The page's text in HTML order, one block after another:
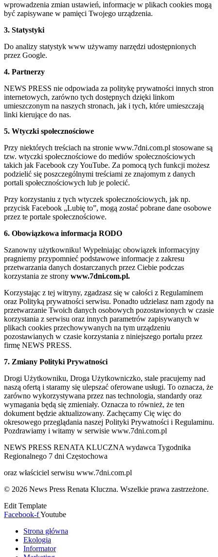
wprowadzenia zmian ustawień, informacje w plikach cookies mogą
być zapisywane w pamięci Twojego urządzenia.
3. Statystyki
Do analizy statystyk www używamy narzędzi udostępnionych
przez Google.
4. Partnerzy
NEWS PRESS nie odpowiada za politykę prywatności innych stron
internetowych, zarówno tych dostępnych dzięki linkom
umieszczonym na naszych stronach, jak i tych, które umieszczają
linki kierujące do nas.
5. Wtyczki społecznościowe
Przy niektórych treściach na stronie www.7dni.com.pl stosowane są
tzw. wtyczki społecznościowe do mediów społecznościowych
takich jak Facebook czy YouTube. Za pomocą tych funkcji możesz
podzielić się poszczególnymi treściami ze znajomym z danych
portali społecznościowych lub je polecić.
Przy korzystaniu z tych wtyczek społecznościowych, jak np.
przycisk Facebook „Lubię to”, mogą zostać pobrane dane osobowe
przez te portale społecznościowe.
6. Obowiązkowa informacja RODO
Szanowny użytkowniku! Wypełniając obowiązek informacyjny
pragniemy przypomnieć podstawowe informacje z zakresu
przetwarzania danych dostarczanych przez Ciebie podczas
korzystania ze strony www.7dni.com.pl.
Korzystając z tej witryny, zgadzasz się w całości z Regulaminem
oraz Polityką prywatności serwisu. Ponadto udzielasz nam zgody na
przetwarzanie Twoich danych osobowych pozostawionych w czasie
korzystania z serwisu oraz innych parametrów zapisywanych w
plikach cookies przechowywanych na tym urządzeniu
pozostawianych w czasie korzystania z niniejszego portalu przez
firmę NEWS PRESS.
7. Zmiany Polityki Prywatności
Drogi Użytkowniku, Droga Użytkowniczko, stale pracujemy nad
naszą ofertą i staramy się ulepszać oferowane usługi. To oznacza, że
zarówno wykorzystywana przez nas technologia, standardy oraz
wymagania będą się zmieniały. Oznacza to również, że ten
dokument będzie aktualizowany. Zachęcamy Cię więc do
okresowego przeglądania naszej Polityki Prywatności i Regulaminu.
Pozdrawiamy i witamy w serwisie www.7dni.com.pl
NEWS PRESS RENATA KLUCZNA wydawca Tygodnika
Regionalnego 7 dni Częstochowa
oraz właściciel serwisu www.7dni.com.pl
© 2026 News Press Renata Kluczna. Wszelkie prawa zastrzeżone.
Edit Template
Facebook-fYoutube
Strona główna
Ekologia
Informator